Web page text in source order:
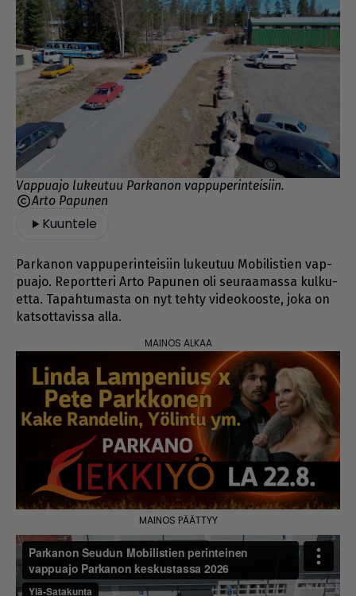
Vappuajo lukeutuu Parkanon vappuperinteisiin.
Arto Papunen
Kuuntele
Par­ka­non vap­pu­pe­rin­tei­siin lu­keu­tuu Mo­bi­lis­tien vap­
pu­a­jo. Re­port­te­ri Ar­to Pa­pu­nen oli seu­raa­mas­sa kul­ku­
et­ta. Ta­pah­tu­mas­ta on nyt teh­ty vi­de­o­koos­te, joka on
kat­sot­ta­vis­sa al­la.